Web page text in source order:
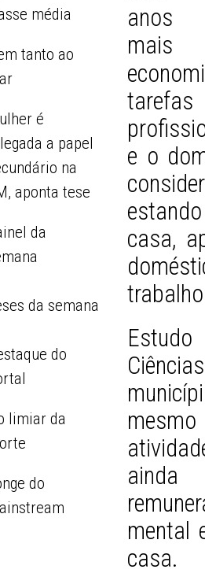
média
tanto ao
é
a papel
na
aponta tese
da
da semana
do
limiar da
do
anos
mais
e o
casa,
mental
casa.